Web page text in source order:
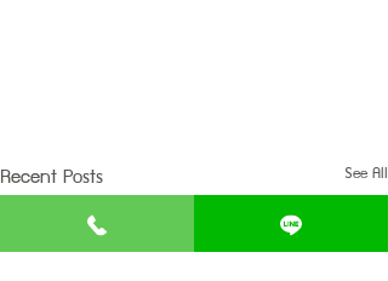
Recent Posts See All